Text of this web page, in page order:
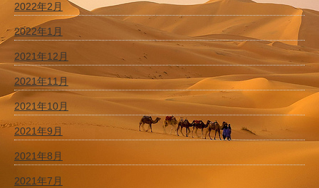
2022年2月
2022年1月
2021年12月
2021年11月
2021年10月
2021年9月
2021年8月
2021年7月